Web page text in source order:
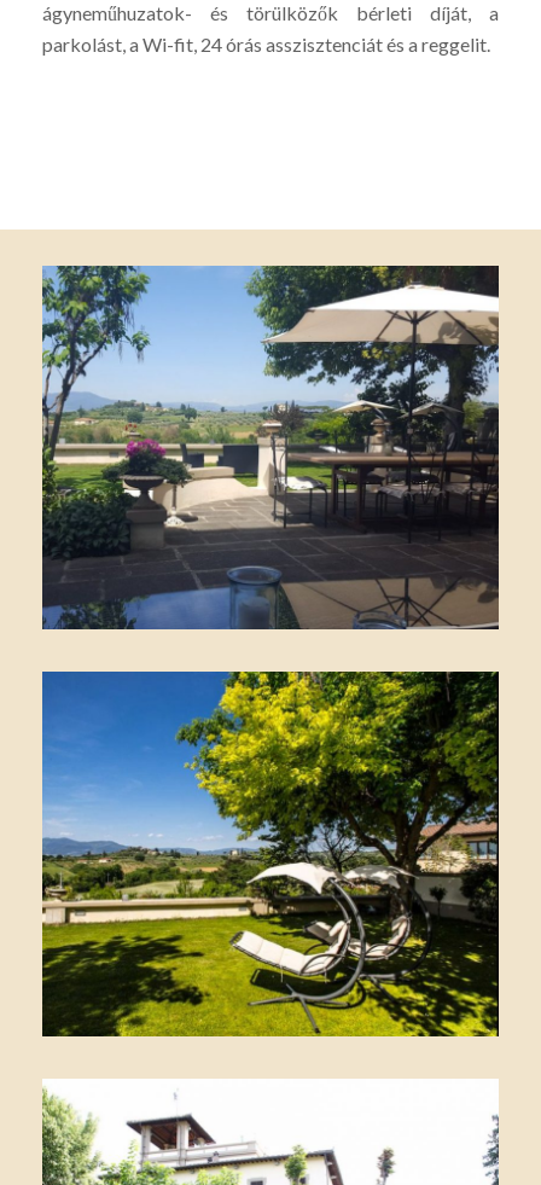
ágyneműhuzatok- és törülközők bérleti díját, a
parkolást, a Wi-fit, 24 órás asszisztenciát és a reggelit.